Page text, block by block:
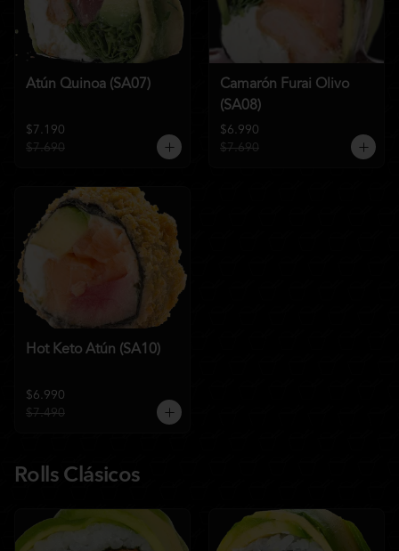
Atún Quinoa (SA07)
$7.190
$7.690
Camarón Furai Olivo
(SA08)
$6.990
$7.690
Hot Keto Atún (SA10)
$6.990
$7.490
Rolls Clásicos